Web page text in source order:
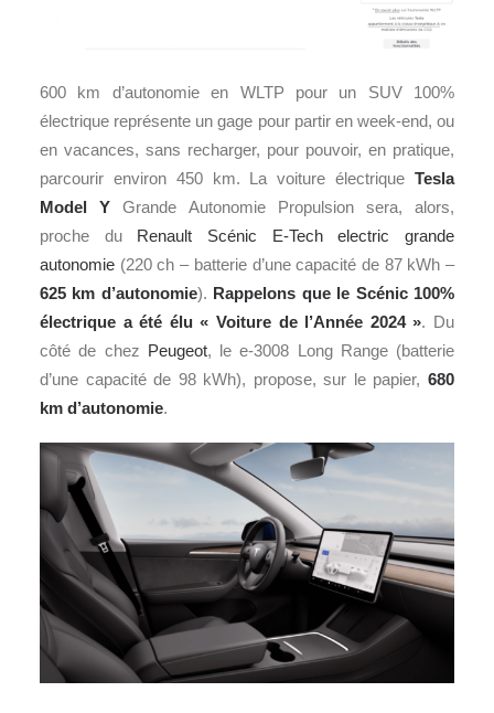
600 km d’autonomie en WLTP pour un SUV 100%
électrique représente un gage pour partir en week-end, ou
en vacances, sans recharger, pour pouvoir, en pratique,
parcourir environ 450 km. La voiture électrique Tesla
Model Y Grande Autonomie Propulsion sera, alors,
proche du Renault Scénic E-Tech electric grande
autonomie (220 ch – batterie d’une capacité de 87 kWh –
625 km d’autonomie). Rappelons que le Scénic 100%
électrique a été élu « Voiture de l’Année 2024 ». Du
côté de chez Peugeot, le e-3008 Long Range (batterie
d’une capacité de 98 kWh), propose, sur le papier, 680
km d’autonomie.